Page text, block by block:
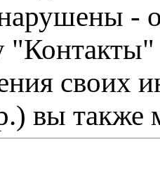
-
"Контакты"
своих
вы также